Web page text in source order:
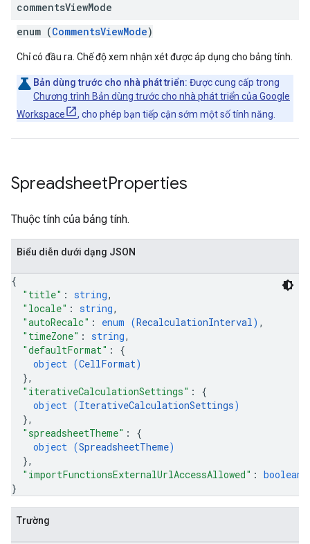
commentsViewMode
enum (CommentsViewMode)
Chỉ có đầu ra. Chế độ xem nhận xét được áp dụng cho bảng tính.
Bản dùng trước cho nhà phát triển: Được cung cấp trong
Chương trình Bản dùng trước cho nhà phát triển của Google
Workspace
, cho phép bạn tiếp cận sớm một số tính năng.
SpreadsheetProperties
Thuộc tính của bảng tính.
Biểu diễn dưới dạng JSON
{
"title" : string,
"locale" : string,
"autoRecalc" : enum (RecalculationInterval) ,
"timeZone" : string,
"defaultFormat" : {
object (CellFormat)
},
"iterativeCalculationSettings" : {
object (IterativeCalculationSettings)
},
"spreadsheetTheme" : {
object (SpreadsheetTheme)
},
"importFunctionsExternalUrlAccessAllowed" : boolean
}
Trường